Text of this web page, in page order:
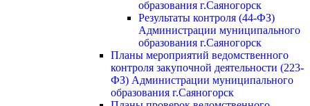
образования г.Саяногорск
Результаты контроля (44-ФЗ)
Администрации муниципального
образования г.Саяногорск
Планы мероприятий ведомственного
контроля закупочной деятельности (223-
ФЗ) Администрации муниципального
образования г.Саяногорск